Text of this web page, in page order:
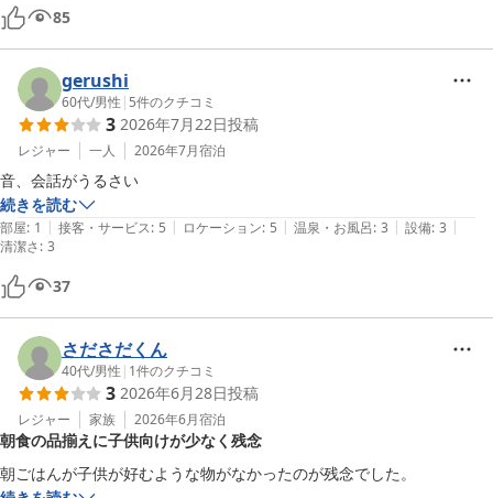
思いました！
😢個人的残念ポイント
⚪︎電車の音と振動が気になった。
駅近なので、その分電車が動くたびに電車の音と振動（振動２くらい）
が毎回起こりました！（鈍感な方ならきっと大丈夫）
⚪︎Wi-Fiが弱すぎる。
部屋にはレグザのスマートTVがあり、アマプラなど様々なものが見ら
れるようになっていました！
ですが、Wi-Fiが弱すぎて見たいものがスムーズに見れることはなかっ
た！30秒に一回くらいのペースで止まり、10分以上動かないこともザ
ラでした。
スマホでWi-Fiを接続しても気づいたらWi-Fiが切れていて、ホテルにい
るのにギガを使いまくってしまっていたので、残念。
⚪︎スマートTVでログインすると、ブラウザからログアウト必要
スマートTVは他のホテルで使ったことがありますが、その全てがTVの
電源を切ると自動でログアウトされ、次にTVをつけた時に再ログイン
するような形でした。ですがこちらのホテルではTVでログインすると
TVをオフにしてもログアウトされず、スマホからブラウザにログイン
し、設定からログアウトするという方法が必須。
私はそれに気づけたので、ホテルを出る前にログアウトすることがで
85
gerushi
60代/男性 | 5件のクチコミ
3 2026年7月22日投稿
レジャー 一人 2026年7月宿泊
音、会話がうるさい
続きを読む
部屋: 1 | 接客・サービス: 5 | ロケーション: 5 | 温泉・お風呂: 3 | 設備: 3 |
清潔さ: 3
37
さださだくん
40代/男性 | 1件のクチコミ
3 2026年6月28日投稿
レジャー 家族 2026年6月宿泊
朝食の品揃えに子供向けが少なく残念
朝ごはんが子供が好むような物がなかったのが残念でした。